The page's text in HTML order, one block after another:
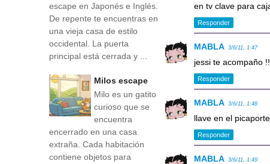
en tv clave para
Responder
MABLA 3/6/11, 1:47
jessi te acompaño
Responder
MABLA 3/6/11, 1:48
llave en el
Responder
MABLA 3/6/11, 1:49
escape en Japonés e Inglés.
De repente te encuentras en
una vieja casa de estilo
occidental. La puerta
principal está cerrada y ...
Milos escape
Milo es un gatito
curioso que se
encuentra
encerrado en una casa
extraña. Cada habitación
contiene objetos para